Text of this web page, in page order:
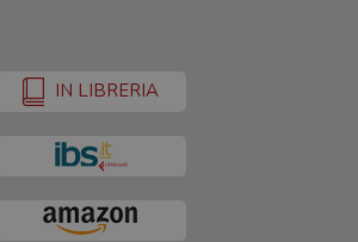
IN LIBRERIA